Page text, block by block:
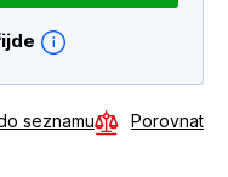
seznamu Porovnat